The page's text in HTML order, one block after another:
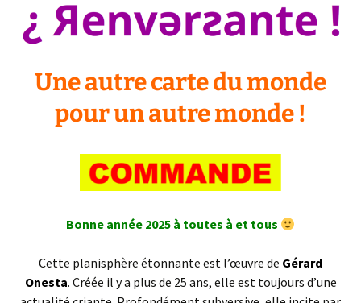
Une autre carte du monde
pour un autre monde !
Bonne année 2025 à toutes à et tous
Cette planisphère étonnante est l’œuvre de Gérard
Onesta. Créée il y a plus de 25 ans, elle est toujours d’une